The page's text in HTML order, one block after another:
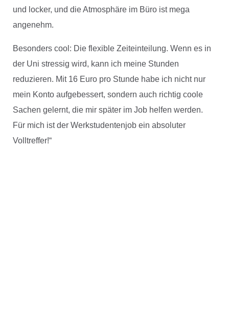
und locker, und die Atmosphäre im Büro ist mega
angenehm.
Besonders cool: Die flexible Zeiteinteilung. Wenn es in
der Uni stressig wird, kann ich meine Stunden
reduzieren. Mit 16 Euro pro Stunde habe ich nicht nur
mein Konto aufgebessert, sondern auch richtig coole
Sachen gelernt, die mir später im Job helfen werden.
Für mich ist der Werkstudentenjob ein absoluter
Volltreffer!“